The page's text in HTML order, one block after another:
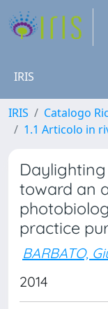
IRIS
IRIS Catalogo
1.1 Articolo in
toward an
practice
BARBATO,
2014